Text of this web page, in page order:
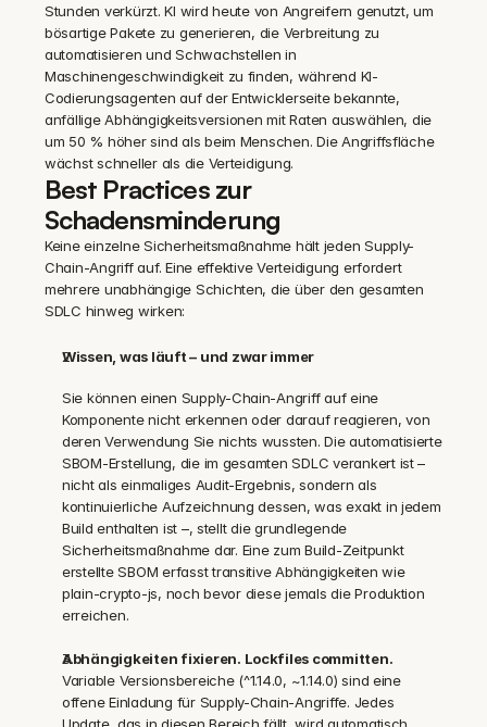
Stunden verkürzt. KI wird heute von Angreifern genutzt, um
bösartige Pakete zu generieren, die Verbreitung zu
automatisieren und Schwachstellen in
Maschinengeschwindigkeit zu finden, während KI-
Codierungsagenten auf der Entwicklerseite bekannte,
anfällige Abhängigkeitsversionen mit Raten auswählen, die
um 50 % höher sind als beim Menschen. Die Angriffsfläche
wächst schneller als die Verteidigung.
Best Practices zur
Schadensminderung
Keine einzelne Sicherheitsmaßnahme hält jeden Supply-
Chain-Angriff auf. Eine effektive Verteidigung erfordert
mehrere unabhängige Schichten, die über den gesamten
SDLC hinweg wirken:
Wissen, was läuft – und zwar immer
Sie können einen Supply-Chain-Angriff auf eine
Komponente nicht erkennen oder darauf reagieren, von
deren Verwendung Sie nichts wussten. Die automatisierte
SBOM-Erstellung, die im gesamten SDLC verankert ist –
nicht als einmaliges Audit-Ergebnis, sondern als
kontinuierliche Aufzeichnung dessen, was exakt in jedem
Build enthalten ist –, stellt die grundlegende
Sicherheitsmaßnahme dar. Eine zum Build-Zeitpunkt
erstellte SBOM erfasst transitive Abhängigkeiten wie
plain-crypto-js, noch bevor diese jemals die Produktion
erreichen.
Abhängigkeiten fixieren. Lockfiles committen.
Variable Versionsbereiche (^1.14.0, ~1.14.0) sind eine
offene Einladung für Supply-Chain-Angriffe. Jedes